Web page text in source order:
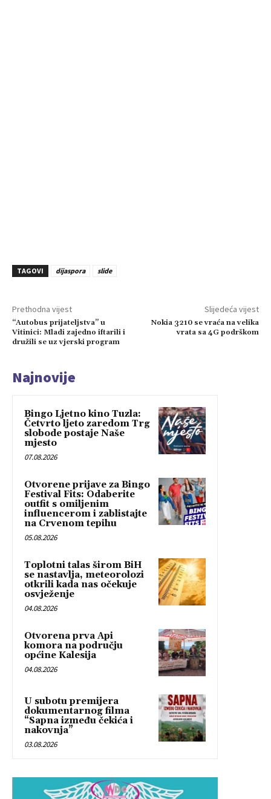
TAGOVI dijaspora slide
Prethodna vijest
“Autobus prijateljstva” u
Vitinici: Mladi zajedno iftarili i
družili se uz vjerski program
Slijedeća vijest
Nokia 3210 se vraća na velika
vrata sa 4G podrškom
Najnovije
Bingo Ljetno kino Tuzla:
Četvrto ljeto zaredom Trg
slobode postaje Naše
mjesto
07.08.2026
Otvorene prijave za Bingo
Festival Fits: Odaberite
outfit s omiljenim
influencerom i zablistajte
na Crvenom tepihu
05.08.2026
Toplotni talas širom BiH
se nastavlja, meteorolozi
otkrili kada nas očekuje
osvježenje
04.08.2026
Otvorena prva Api
komora na području
općine Kalesija
04.08.2026
U subotu premijera
dokumentarnog filma
“Sapna između čekića i
nakovnja”
03.08.2026